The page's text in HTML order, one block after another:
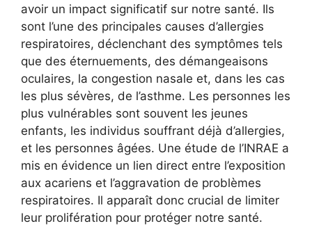
avoir un impact significatif sur notre santé. Ils
sont l’une des principales causes d’allergies
respiratoires, déclenchant des symptômes tels
que des éternuements, des démangeaisons
oculaires, la congestion nasale et, dans les cas
les plus sévères, de l’asthme. Les personnes les
plus vulnérables sont souvent les jeunes
enfants, les individus souffrant déjà d’allergies,
et les personnes âgées. Une étude de l’INRAE a
mis en évidence un lien direct entre l’exposition
aux acariens et l’aggravation de problèmes
respiratoires. Il apparaît donc crucial de limiter
leur prolifération pour protéger notre santé.